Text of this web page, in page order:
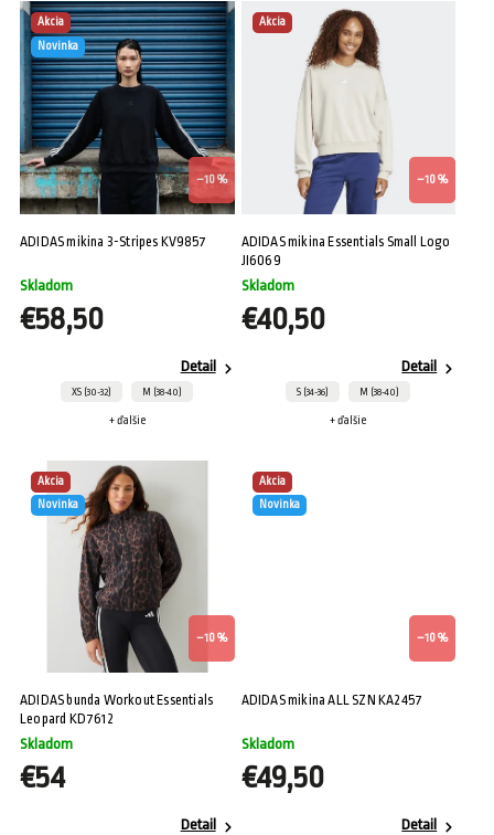
Abecedne
Akcia
Novinka
–10 %
ADIDAS mikina 3-Stripes KV9857
Skladom
€58,50
Detail
XS (30-32) M (38-40)
+ ďalšie
Akcia
–10 %
ADIDAS mikina Essentials Small Logo
JI6069
Skladom
€40,50
Detail
S (34-36) M (38-40)
+ ďalšie
Akcia
Novinka
–10 %
ADIDAS bunda Workout Essentials
Leopard KD7612
Skladom
€54
Detail
Akcia
Novinka
–10 %
ADIDAS mikina ALL SZN KA2457
Skladom
€49,50
Detail